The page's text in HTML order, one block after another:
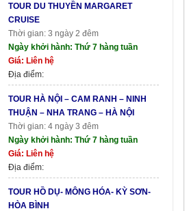
TOUR DU THUYỀN MARGARET
CRUISE
Thời gian: 3 ngày 2 đêm
Ngày khởi hành: Thứ 7 hàng tuần
Giá: Liên hệ
Địa điểm:
TOUR HÀ NỘI – CAM RANH – NINH
THUẬN – NHA TRANG – HÀ NỘI
Thời gian: 4 ngày 3 đêm
Ngày khởi hành: Thứ 7 hàng tuần
Giá: Liên hệ
Địa điểm:
TOUR HỒ DỤ- MÔNG HÓA- KỲ SƠN-
HÒA BÌNH